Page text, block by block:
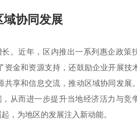
协同发展
长。近年，区内推出一系列惠企政策
金和资源支持，还鼓励企业开展技
享和信息交流，推动区域协同发展。
从而进一步提升当地经济活力与竞
，为地区的发展注入新动能。